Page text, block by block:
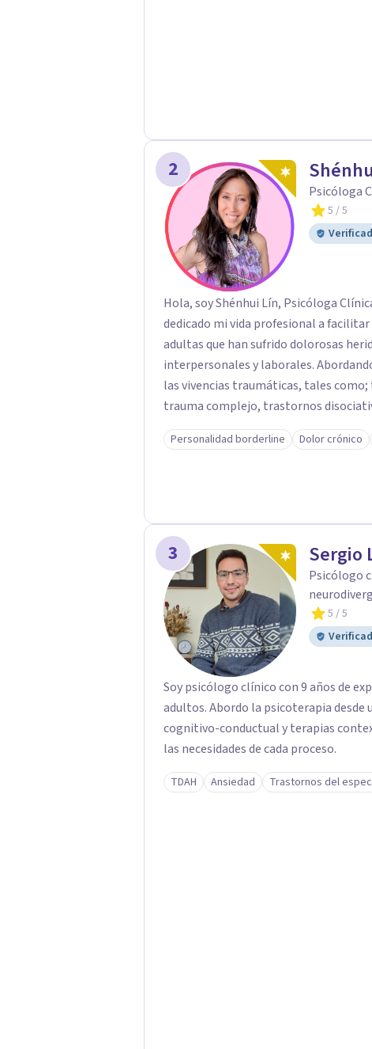
2
Psicóloga
5 / 5
Hola, soy Shénhui Lín, Psicóloga
dedicado mi vida profesional a
adultas que han sufrido dolorosas
interpersonales y laborales. Abordando los trastornos psicológicos derivados de
las vivencias traumáticas, tales como; trastorno de estrés postraumático (TEPT),
trauma complejo, trastornos disociativos, ansiedad, depresión,
de la personalidad. Como también la posibilidad de salir adelante y reparar el daño
en quienes han sido víctimas de
Personalidad borderline Dolor crónico
3 Sergio
Psicólogo
5 / 5
Soy psicólogo clínico con 9 años de
adultos. Abordo la psicoterapia
cognitivo-conductual y terapias
las necesidades de cada proceso.
TDAH Ansiedad Trastornos del